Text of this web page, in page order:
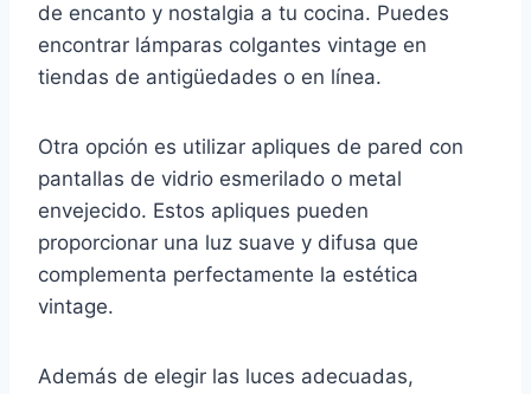
de encanto y nostalgia a tu cocina. Puedes
encontrar lámparas colgantes vintage en
tiendas de antigüedades o en línea.
Otra opción es utilizar apliques de pared con
pantallas de vidrio esmerilado o metal
envejecido. Estos apliques pueden
proporcionar una luz suave y difusa que
complementa perfectamente la estética
vintage.
Además de elegir las luces adecuadas,